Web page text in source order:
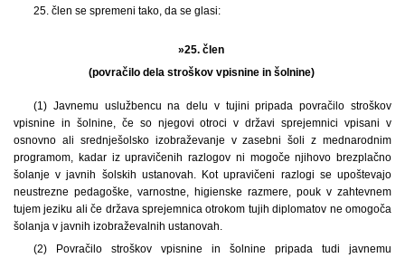
25. člen se spremeni tako, da se glasi:
»25. člen
(povračilo dela stroškov vpisnine in šolnine)
(1) Javnemu uslužbencu na delu v tujini pripada povračilo stroškov
vpisnine in šolnine, če so njegovi otroci v državi sprejemnici vpisani v
osnovno ali srednješolsko izobraževanje v zasebni šoli z mednarodnim
programom, kadar iz upravičenih razlogov ni mogoče njihovo brezplačno
šolanje v javnih šolskih ustanovah. Kot upravičeni razlogi se upoštevajo
neustrezne pedagoške, varnostne, higienske razmere, pouk v zahtevnem
tujem jeziku ali če država sprejemnica otrokom tujih diplomatov ne omogoča
šolanja v javnih izobraževalnih ustanovah.
(2) Povračilo stroškov vpisnine in šolnine pripada tudi javnemu